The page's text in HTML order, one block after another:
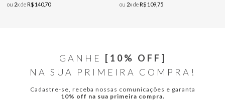
ou 2x deR$ 140,70
ou 2x deR$ 10975
GANHE
[10% OFF]
NA SUA PRIMEIRA COMPRA!
Cadastre-se, receba nossas comunicações e garanta
10% off na sua primeira compra.